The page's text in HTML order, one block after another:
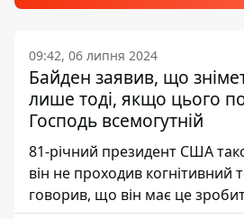
09:42, 06 липня 2024
Байден заявив, що
лише тоді, якщо цього
Господь всемогутній
81-річний президент США
він не проходив когнітивний
говорив, що він має це